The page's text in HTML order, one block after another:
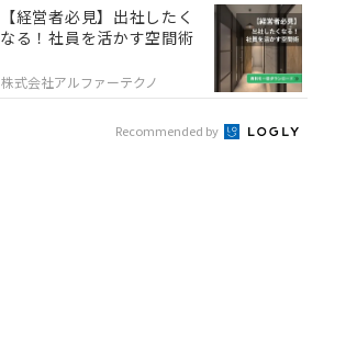
【経営者必見】出社したく
なる！社員を活かす空間術
株式会社アルファーテクノ
Recommended by